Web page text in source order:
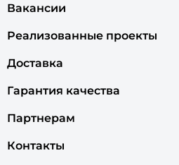
Вакансии
Реализованные проекты
Доставка
Гарантия качества
Партнерам
Контакты